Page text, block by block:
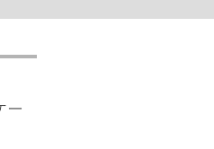
ー